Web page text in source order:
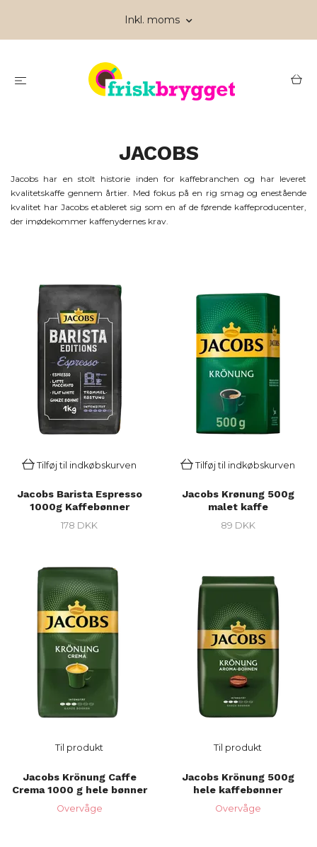
Inkl. moms
JACOBS
Jacobs har en stolt historie inden for kaffebranchen og har leveret
kvalitetskaffe gennem årtier. Med fokus på en rig smag og enestående
kvalitet har Jacobs etableret sig som en af de førende kaffeproducenter,
der imødekommer kaffenydernes krav.
Tilføj til indkøbskurven
Jacobs Barista Espresso
1000g Kaffebønner
178 DKK
Tilføj til indkøbskurven
Jacobs Krønung 500g
malet kaffe
89 DKK
Til produkt
Jacobs Krönung Caffe
Crema 1000 g hele bønner
Overvåge
Til produkt
Jacobs Krönung 500g
hele kaffebønner
Overvåge